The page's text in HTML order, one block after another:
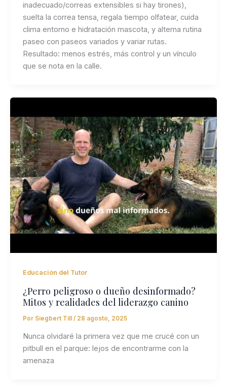
inadecuado/correas extensibles si hay tirones),
suelta la correa tensa, regala tiempo olfatear, cuida
clima entorno e hidratación mascota, y alterna rutina
paseo con paseos variados y variar rutas.
Resultado: menos estrés, más control y un vínculo
que se nota en la calle.
Educación del Tutor
¿Perro peligroso o dueño desinformado?
Mitos y realidades del liderazgo canino
Por Siegbert Till / 28 agosto, 2025
Nunca olvidaré la primera vez que me crucé con un
pitbull en el parque: lejos de encontrarme con la
amenaza